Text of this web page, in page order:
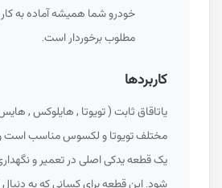
خودرو شما همیشه آماده به کار
مطلوب برخوردار است.
کاربردها
یاتاقاق ثابت ( تویوتا , هایلوکس , هایس )
مختلف تویوتا و لکسوس مناسب است و
یک قطعه یدکی اصلی در تعمیر و نگهداری
شود. این قطعه برای کسانی که به دنبال